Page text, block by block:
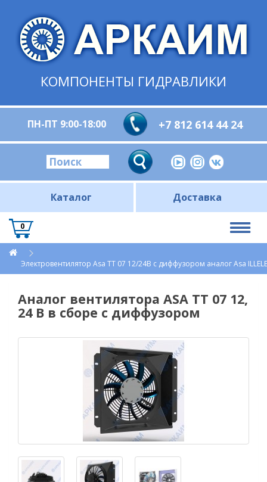
КОМПОНЕНТЫ ГИДРАВЛИКИ
ПН-ПТ 9:00-18:00 +7 812 614 44 24
Каталог Доставка
0
Электровентилятор Asa TT 07 12/24В c диффузором аналог Asa
Аналог вентилятора ASA TT 07 12,
24 В в сборе с диффузором